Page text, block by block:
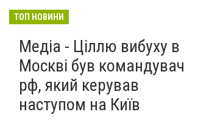
ТОП НОВИНИ
Медіа - Ціллю вибуху в
Москві був командувач
рф, який керував
наступом на Київ